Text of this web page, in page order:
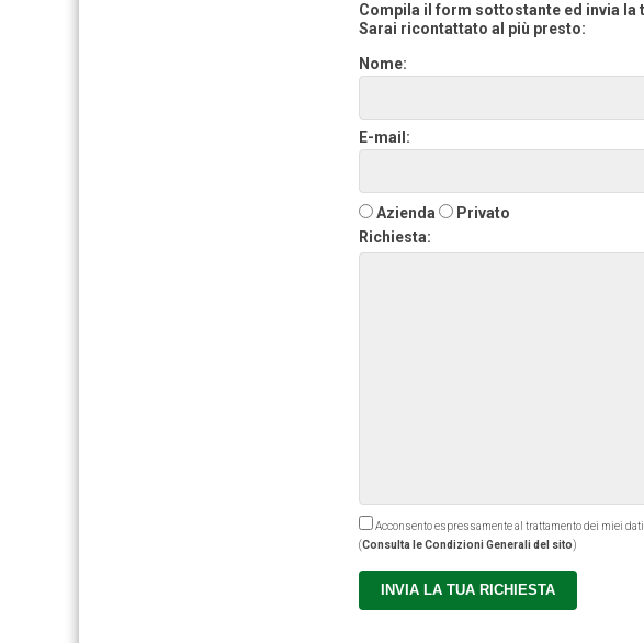
Compila il form sottostante ed invia la
Sarai ricontattato al più presto:
Nome:
E-mail:
Azienda
Privato
Richiesta:
Acconsento espressamente al trattamento dei miei
(Consulta le Condizioni Generali del sito)
INVIA LA TUA RICHIESTA